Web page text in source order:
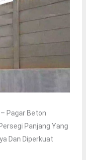
– Pagar Beton
Panjang Yang
Dan Diperkuat